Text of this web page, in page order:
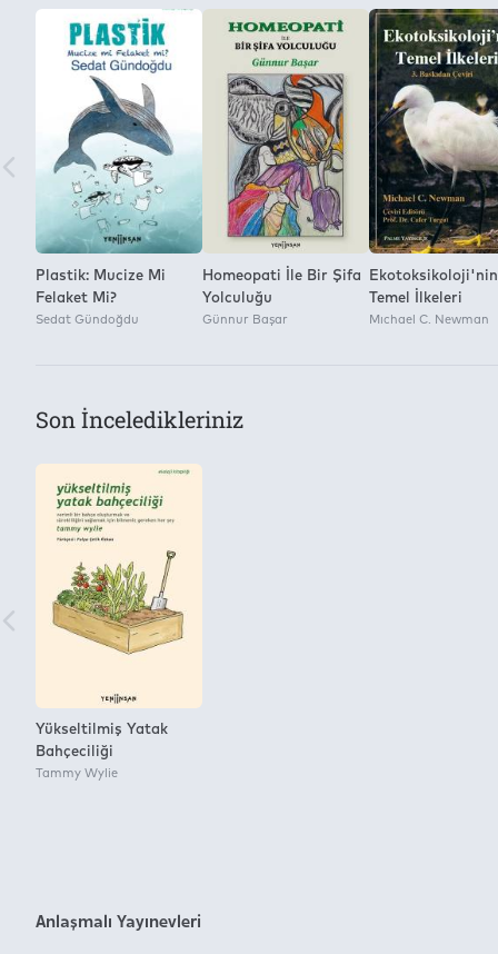
Çevirmen
Fulya Çelik Özkan
Yeni İnsan Yayınevi
2
Kitap Dosyasını Farklı Kaydetme ve Dijital Ortamda
Plastik: Mucize Mi
Felaket Mi?
Sedat Gündoğdu
Homeopati İle Bir Şifa
Yolculuğu
Günnur Başar
Ekotoksikoloji'nin
Temel İlkeleri
Mıchael C. Newman
Son İnceledikleriniz
Yükseltilmiş Yatak
Bahçeciliği
Tammy Wylie
Anlaşmalı Yayınevleri